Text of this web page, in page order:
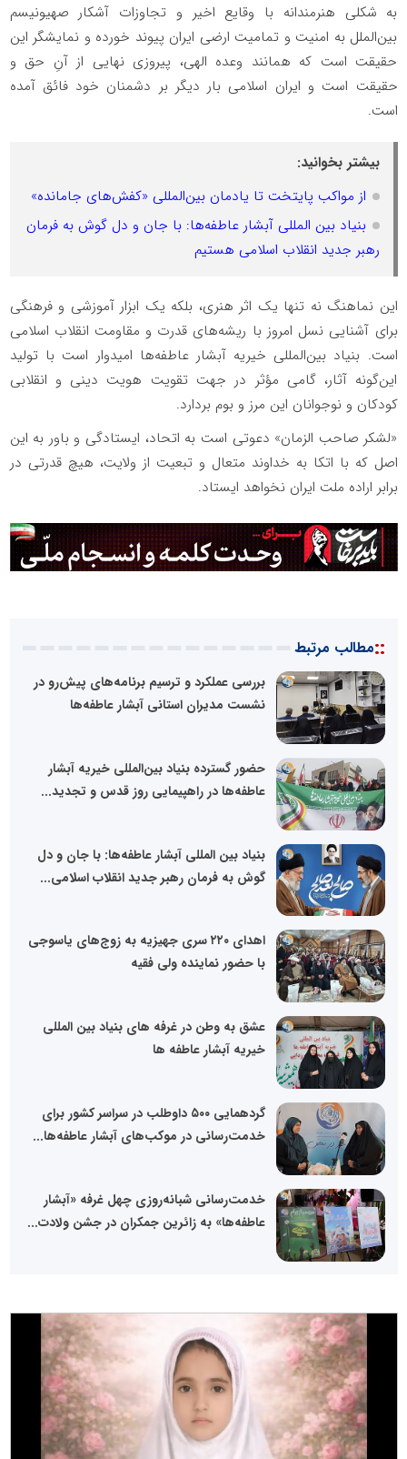
به شکلی هنرمندانه با وقایع اخیر و تجاوزات آشکار صهیونیسم
بین‌الملل به امنیت و تمامیت ارضی ایران پیوند خورده و نمایشگر این
حقیقت است که همانند وعده الهی، پیروزی نهایی از آنِ حق و
حقیقت است و ایران اسلامی بار دیگر بر دشمنان خود فائق آمده
است.
بیشتر بخوانید:
از مواکب پایتخت تا یادمان بین‌المللی «کفش‌های جامانده»
بنیاد بین المللی آبشار عاطفه‌ها: با جان و دل گوش به فرمان
رهبر جدید انقلاب اسلامی هستیم
این نماهنگ نه تنها یک اثر هنری، بلکه یک ابزار آموزشی و فرهنگی
برای آشنایی نسل امروز با ریشه‌های قدرت و مقاومت انقلاب اسلامی
است. بنیاد بین‌المللی خیریه آبشار عاطفه‌ها امیدوار است با تولید
این‌گونه آثار، گامی مؤثر در جهت تقویت هویت دینی و انقلابی
کودکان و نوجوانان این مرز و بوم بردارد.
«لشکر صاحب الزمان» دعوتی است به اتحاد، ایستادگی و باور به این
اصل که با اتکا به خداوند متعال و تبعیت از ولایت، هیچ قدرتی در
برابر اراده ملت ایران نخواهد ایستاد.
::مطالب مرتبط
بررسی عملکرد و ترسیم برنامه‌های پیش‌رو در
نشست مدیران استانی آبشار عاطفه‌ها
حضور گسترده بنیاد بین‌المللی خیریه آبشار
عاطفه‌ها در راهپیمایی روز قدس و تجدید...
بنیاد بین المللی آبشار عاطفه‌ها: با جان و دل
گوش به فرمان رهبر جدید انقلاب اسلامی...
اهدای ۲۲۰ سری جهیزیه به زوج‌های یاسوجی
با حضور نماینده ولی فقیه
عشق به وطن در غرفه های بنیاد بین المللی
خیریه آبشار عاطفه ها
گردهمایی ۵۰۰ داوطلب در سراسر کشور برای
خدمت‌رسانی در موکب‌های آبشار عاطفه‌ها...
خدمت‌رسانی شبانه‌روزی چهل غرفه «آبشار
عاطفه‌ها» به زائرین جمکران در جشن ولادت...